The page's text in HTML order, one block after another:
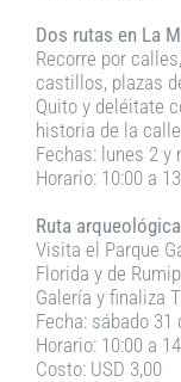
Dos rutas en La
Recorre por
castillos, plazas
Quito y deléitate
historia de la
Fechas: lunes 2 y
Horario: 10:00 a
Ruta arqueológica
Visita el Parque
Florida y de
Galería y finaliza
Fecha: sábado 31
Horario: 10:00 a
Costo: USD 3,00